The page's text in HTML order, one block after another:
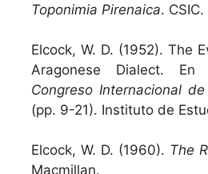
Toponimia Pirenaica. CSIC.
Elcock, W. D. (1952). The
Aragonese Dialect. En
Congreso Internacional
(pp. 9-21). Instituto de
Elcock, W. D. (1960). The
Macmillan.